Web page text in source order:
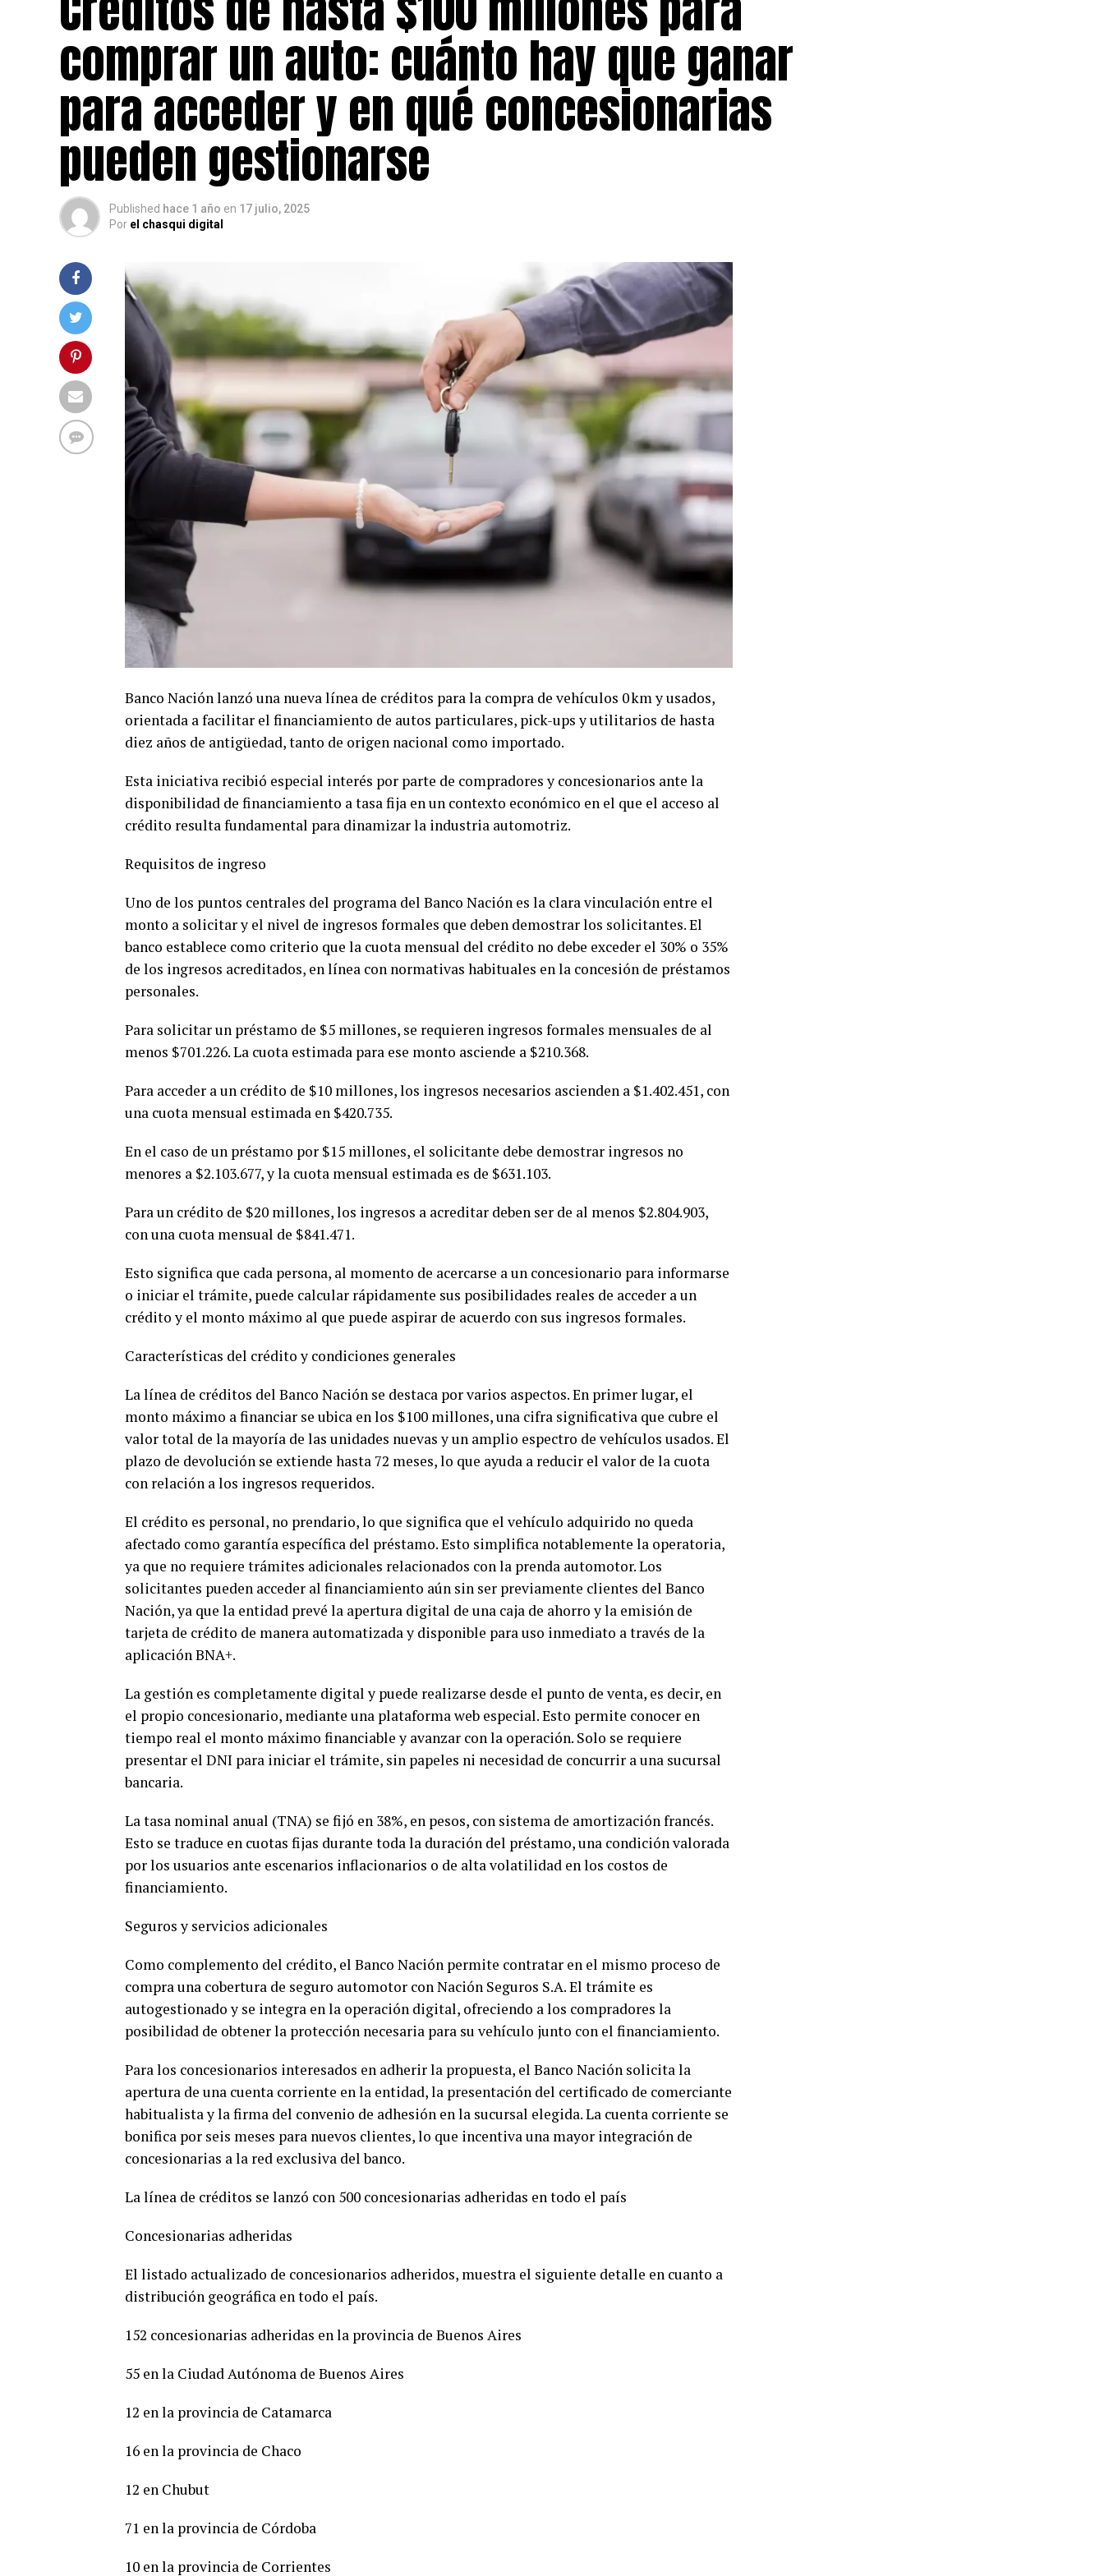
comprar un auto: cuánto hay que ganar
para acceder y en qué concesionarias
pueden gestionarse
Published hace 1 año en 17 julio, 2025
Por el chasqui digital
Banco Nación lanzó una nueva línea de créditos para la compra de vehículos 0 km y usados,
orientada a facilitar el financiamiento de autos particulares, pick-ups y utilitarios de hasta
diez años de antigüedad, tanto de origen nacional como importado.
Esta iniciativa recibió especial interés por parte de compradores y concesionarios ante la
disponibilidad de financiamiento a tasa fija en un contexto económico en el que el acceso al
crédito resulta fundamental para dinamizar la industria automotriz.
Requisitos de ingreso
Uno de los puntos centrales del programa del Banco Nación es la clara vinculación entre el
monto a solicitar y el nivel de ingresos formales que deben demostrar los solicitantes. El
banco establece como criterio que la cuota mensual del crédito no debe exceder el 30% o 35%
de los ingresos acreditados, en línea con normativas habituales en la concesión de préstamos
personales.
Para solicitar un préstamo de $5 millones, se requieren ingresos formales mensuales de al
menos $701.226. La cuota estimada para ese monto asciende a $210.368.
Para acceder a un crédito de $10 millones, los ingresos necesarios ascienden a $1.402.451, con
una cuota mensual estimada en $420.735.
En el caso de un préstamo por $15 millones, el solicitante debe demostrar ingresos no
menores a $2.103.677, y la cuota mensual estimada es de $631.103.
Para un crédito de $20 millones, los ingresos a acreditar deben ser de al menos $2.804.903,
con una cuota mensual de $841.471.
Esto significa que cada persona, al momento de acercarse a un concesionario para informarse
o iniciar el trámite, puede calcular rápidamente sus posibilidades reales de acceder a un
crédito y el monto máximo al que puede aspirar de acuerdo con sus ingresos formales.
Características del crédito y condiciones generales
La línea de créditos del Banco Nación se destaca por varios aspectos. En primer lugar, el
monto máximo a financiar se ubica en los $100 millones, una cifra significativa que cubre el
valor total de la mayoría de las unidades nuevas y un amplio espectro de vehículos usados. El
plazo de devolución se extiende hasta 72 meses, lo que ayuda a reducir el valor de la cuota
con relación a los ingresos requeridos.
El crédito es personal, no prendario, lo que significa que el vehículo adquirido no queda
afectado como garantía específica del préstamo. Esto simplifica notablemente la operatoria,
ya que no requiere trámites adicionales relacionados con la prenda automotor. Los
solicitantes pueden acceder al financiamiento aún sin ser previamente clientes del Banco
Nación, ya que la entidad prevé la apertura digital de una caja de ahorro y la emisión de
tarjeta de crédito de manera automatizada y disponible para uso inmediato a través de la
aplicación BNA+.
La gestión es completamente digital y puede realizarse desde el punto de venta, es decir, en
el propio concesionario, mediante una plataforma web especial. Esto permite conocer en
tiempo real el monto máximo financiable y avanzar con la operación. Solo se requiere
presentar el DNI para iniciar el trámite, sin papeles ni necesidad de concurrir a una sucursal
bancaria.
La tasa nominal anual (TNA) se fijó en 38%, en pesos, con sistema de amortización francés.
Esto se traduce en cuotas fijas durante toda la duración del préstamo, una condición valorada
por los usuarios ante escenarios inflacionarios o de alta volatilidad en los costos de
financiamiento.
Seguros y servicios adicionales
Como complemento del crédito, el Banco Nación permite contratar en el mismo proceso de
compra una cobertura de seguro automotor con Nación Seguros S.A. El trámite es
autogestionado y se integra en la operación digital, ofreciendo a los compradores la
posibilidad de obtener la protección necesaria para su vehículo junto con el financiamiento.
Para los concesionarios interesados en adherir la propuesta, el Banco Nación solicita la
apertura de una cuenta corriente en la entidad, la presentación del certificado de comerciante
habitualista y la firma del convenio de adhesión en la sucursal elegida. La cuenta corriente se
bonifica por seis meses para nuevos clientes, lo que incentiva una mayor integración de
concesionarias a la red exclusiva del banco.
La línea de créditos se lanzó con 500 concesionarias adheridas en todo el país
Concesionarias adheridas
El listado actualizado de concesionarios adheridos, muestra el siguiente detalle en cuanto a
distribución geográfica en todo el país.
152 concesionarias adheridas en la provincia de Buenos Aires
55 en la Ciudad Autónoma de Buenos Aires
12 en la provincia de Catamarca
16 en la provincia de Chaco
12 en Chubut
71 en la provincia de Córdoba
10 en la provincia de Corrientes